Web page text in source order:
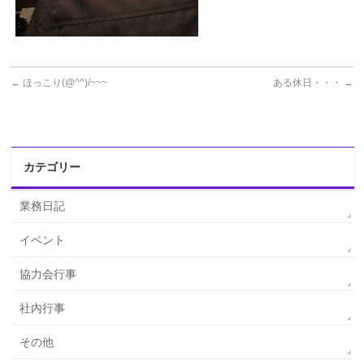
← ほっこり(@^^)/~~~ ある休日・・・ →
カテゴリー
業務日記
イベント
協力会行事
社内行事
その他